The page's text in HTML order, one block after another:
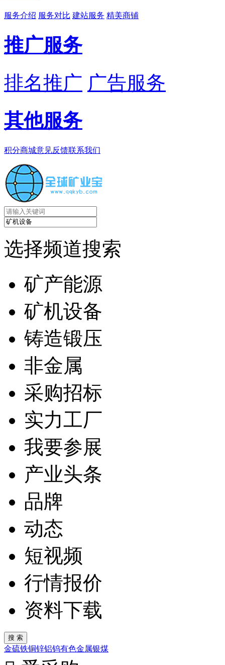
服务介绍 服务对比 建站服务 精美商铺
推广服务
排名推广 广告服务
其他服务
积分商城意见反馈联系我们
选择频道搜索
矿产能源
矿机设备
铸造锻压
非金属
采购招标
实力工厂
我要参展
产业头条
品牌
动态
短视频
行情报价
资料下载
金硫铁铜锌铝钨有色金属银煤